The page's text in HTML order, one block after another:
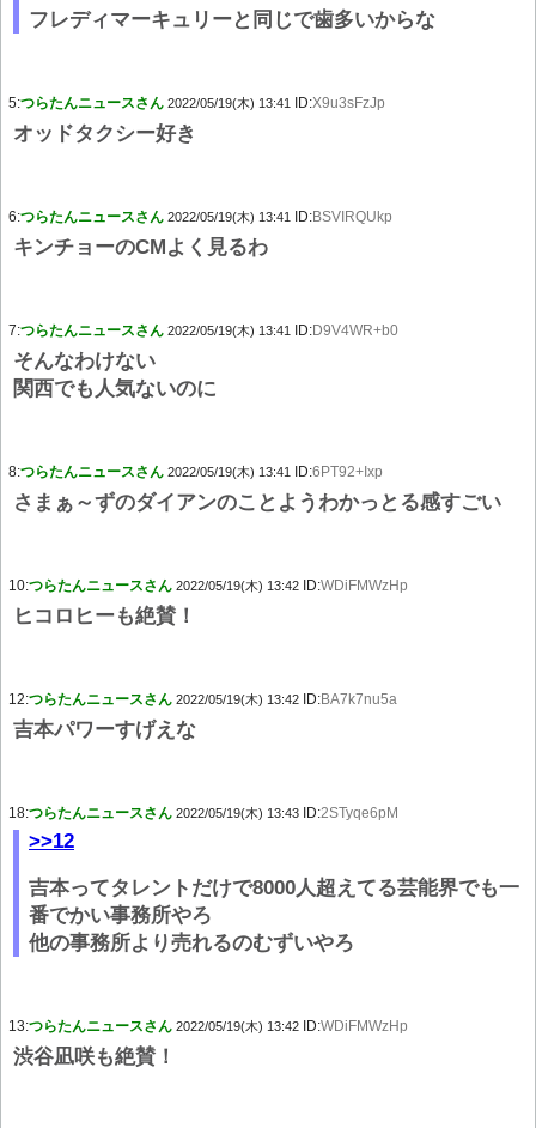
フレディマーキュリーと同じで歯多いからな
5:つらたんニュースさん 2022/05/19(木) 13:41 ID:X9u3sFzJp
オッドタクシー好き
6:つらたんニュースさん 2022/05/19(木) 13:41 ID:BSVIRQUkp
キンチョーのCMよく見るわ
7:つらたんニュースさん 2022/05/19(木) 13:41 ID:D9V4WR+b0
そんなわけない
関西でも人気ないのに
8:つらたんニュースさん 2022/05/19(木) 13:41 ID:6PT92+Ixp
さまぁ～ずのダイアンのことようわかっとる感すごい
10:つらたんニュースさん 2022/05/19(木) 13:42 ID:WDiFMWzHp
ヒコロヒーも絶賛！
12:つらたんニュースさん 2022/05/19(木) 13:42 ID:BA7k7nu5a
吉本パワーすげえな
18:つらたんニュースさん 2022/05/19(木) 13:43 ID:2STyqe6pM
>>12
吉本ってタレントだけで8000人超えてる芸能界でも一
番でかい事務所やろ
他の事務所より売れるのむずいやろ
13:つらたんニュースさん 2022/05/19(木) 13:42 ID:WDiFMWzHp
渋谷凪咲も絶賛！